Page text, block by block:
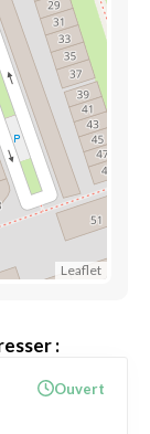
Leaflet
:
Ouvert